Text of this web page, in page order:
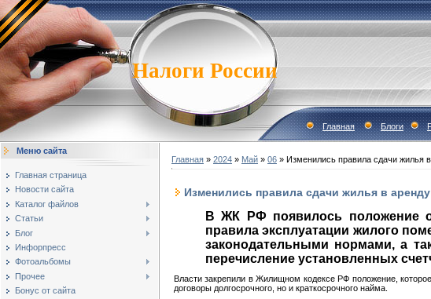
Налоги России
Главная Блоги
Меню сайта
Главная страница
Новости сайта
Каталог файлов
Статьи
Блог
Инфорпресс
Фотоальбомы
Прочее
Бонус от сайта
Главная » 2024 » Май » 06 » Изменились правила сдачи жилья
Изменились правила сдачи жилья в аренду
В ЖК РФ появилось положение о
правила эксплуатации жилого
законодательными нормами, а
перечисление установленных
Власти закрепили в Жилищном кодексе РФ положение,
договоры долгосрочного, но и краткосрочного найма.